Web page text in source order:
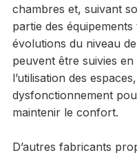
chambres et, suivant
partie des
évolutions du niveau
peuvent être suivies
l’utilisation des
dysfonctionnement
maintenir le confort.
D’autres fabricants